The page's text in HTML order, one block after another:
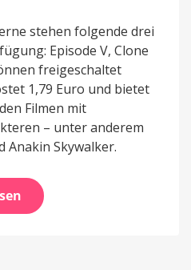
stehen folgende drei
Episode V, Clone
freigeschaltet
1,79 Euro und bietet
Filmen mit
– unter anderem
Skywalker.